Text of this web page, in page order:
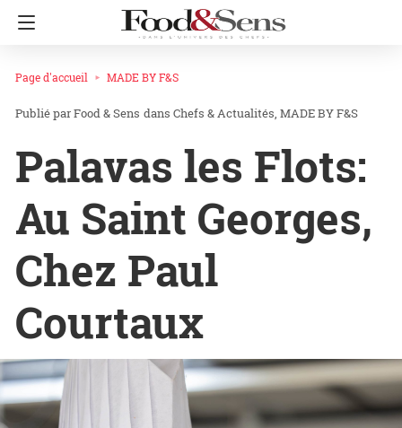
Page d'accueil MADE BY F&S
Food & Sens dans Chefs & Actualités MADE BY F&S
Palavas les Flots:
Au Saint Georges,
Chez Paul
Courtaux